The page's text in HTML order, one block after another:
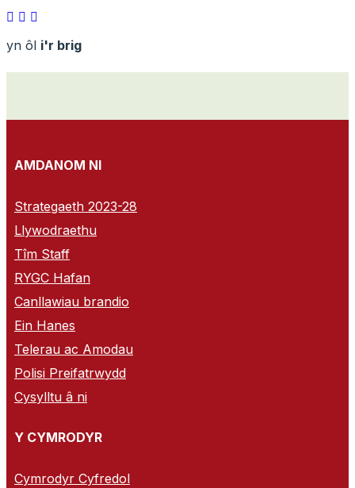
yn ôl i'r brig
AMDANOM NI
Strategaeth 2023-28
Llywodraethu
Tîm Staff
RYGC Hafan
Canllawiau brandio
Ein Hanes
Telerau ac Amodau
Polisi Preifatrwydd
Cysylltu â ni
Y CYMRODYR
Cymrodyr Cyfredol